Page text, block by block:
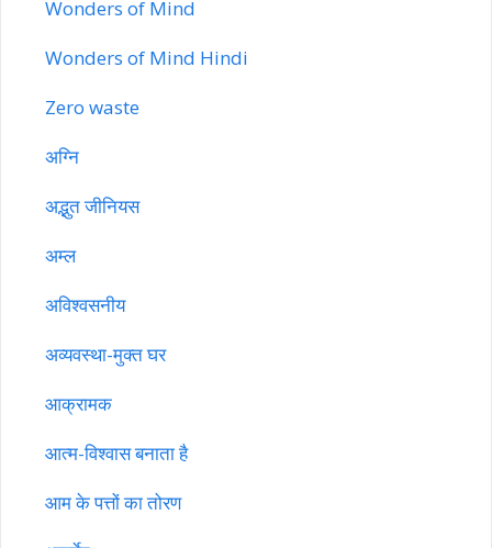
Wonders of Mind
Wonders of Mind Hindi
Zero waste
अग्नि
अद्भुत जीनियस
अम्ल
अविश्वसनीय
अव्यवस्था-मुक्त घर
आक्रामक
आत्म-विश्वास बनाता है
आम के पत्तों का तोरण